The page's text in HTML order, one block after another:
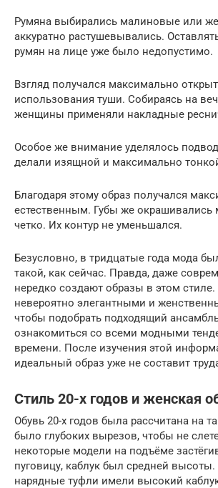
Румяна выбирались малиновые или
аккуратно растушевывались.
румян на лице уже было недопустимо.
Взгляд получался максимально
использования туши. Собираясь на
женщины применяли накладные
Особое же внимание уделялось
делали изящной и максимально
Благодаря этому образ получался
естественным. Губы же окрашивались
четко. Их контур не уменьшался.
Безусловно, в тридцатые года мода
такой, как сейчас. Правда, даже
нередко создают образы в этом
невероятно элегантными и
чтобы подобрать подходящий
ознакомиться со всеми модными
времени. После изучения этой
идеальный образ уже не составит
Стиль 20-х годов и женская
Обувь 20-х годов была рассчитана на
было глубоких вырезов, чтобы не
некоторые модели на подъёме
пуговицу, каблук был средней
нарядные туфли имели высокий